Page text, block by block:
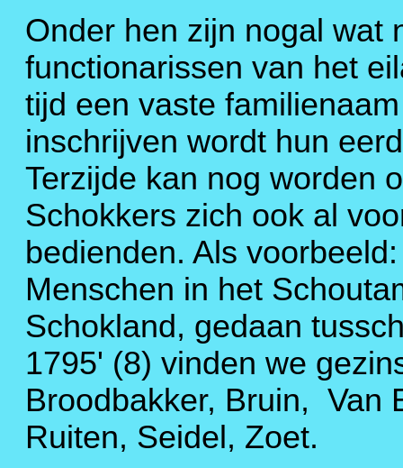
Onder hen zijn nogal wat
functionarissen van het
tijd een vaste
inschrijven wordt hun
Terzijde kan nog worden
Schokkers zich ook al
bedienden. Als
Menschen in het
Schokland, gedaan
1795' (8) vinden we
Broodbakker, Bruin, Van
Ruiten, Seidel, Zoet.